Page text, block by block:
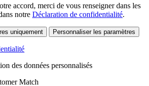
accord, merci de vous renseigner dans les
notre Déclaration de confidentialité.
uniquement Personnaliser les paramètres
des données personnalisés
Match